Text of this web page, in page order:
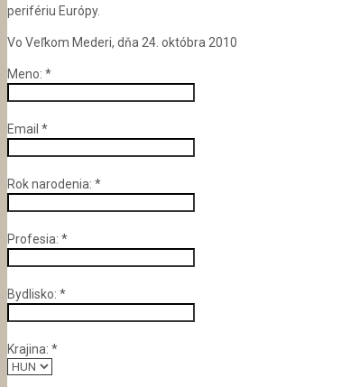
perifériu Európy.
Vo Veľkom Mederi, dňa 24. októbra 2010
Meno: *
Email *
Rok narodenia: *
Profesia: *
Bydlisko: *
Krajina: *